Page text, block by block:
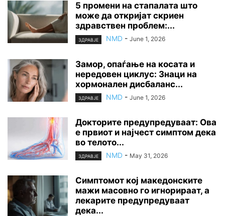
5 промени на стапалата што
може да откријат скриен
здравствен проблем:...
ЗДРАВЈЕ NMD - June 1, 2026
Замор, опаѓање на косата и
нередовен циклус: Знаци на
хормонален дисбаланс...
ЗДРАВЈЕ NMD - June 1, 2026
Докторите предупредуваат: Ова
е првиот и најчест симптом дека
во телото...
ЗДРАВЈЕ NMD - May 31, 2026
Симптомот кој македонските
мажи масовно го игнорираат, а
лекарите предупредуваат
дека...